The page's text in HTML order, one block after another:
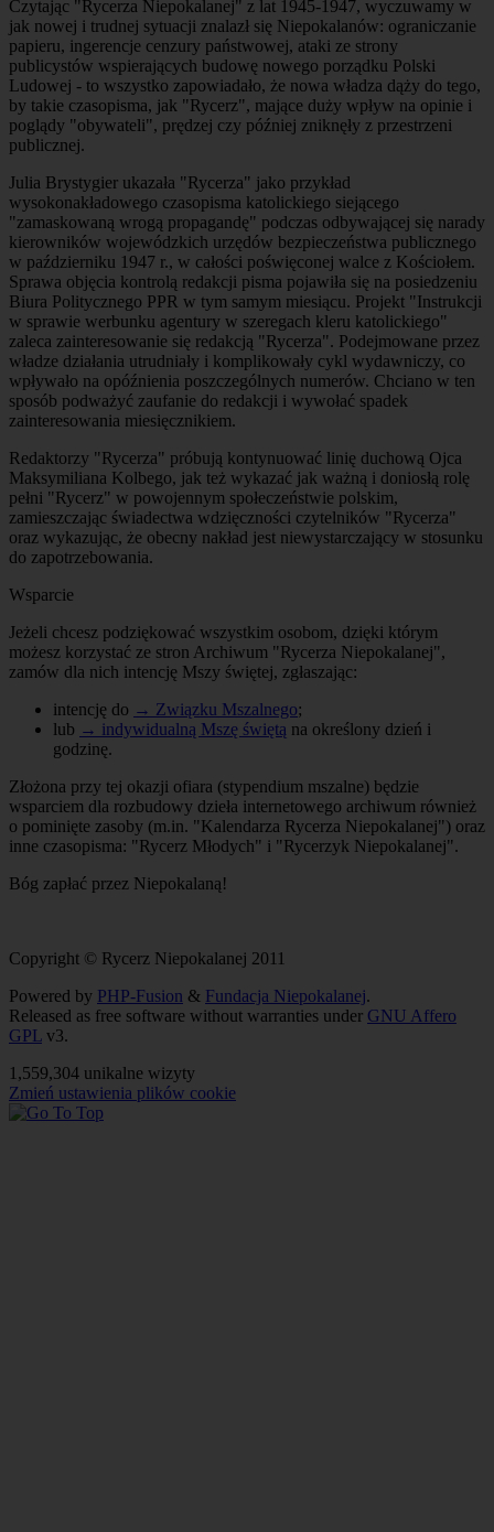
Czytając "Rycerza Niepokalanej" z lat 1945-1947, wyczuwamy w
jak nowej i trudnej sytuacji znalazł się Niepokalanów: ograniczanie
papieru, ingerencje cenzury państwowej, ataki ze strony
publicystów wspierających budowę nowego porządku Polski
Ludowej - to wszystko zapowiadało, że nowa władza dąży do tego,
by takie czasopisma, jak "Rycerz", mające duży wpływ na opinie i
poglądy "obywateli", prędzej czy później zniknęły z przestrzeni
publicznej.
Julia Brystygier ukazała "Rycerza" jako przykład
wysokonakładowego czasopisma katolickiego siejącego
"zamaskowaną wrogą propagandę" podczas odbywającej się narady
kierowników wojewódzkich urzędów bezpieczeństwa publicznego
w październiku 1947 r., w całości poświęconej walce z Kościołem.
Sprawa objęcia kontrolą redakcji pisma pojawiła się na posiedzeniu
Biura Politycznego PPR w tym samym miesiącu. Projekt "Instrukcji
w sprawie werbunku agentury w szeregach kleru katolickiego"
zaleca zainteresowanie się redakcją "Rycerza". Podejmowane przez
władze działania utrudniały i komplikowały cykl wydawniczy, co
wpływało na opóźnienia poszczególnych numerów. Chciano w ten
sposób podważyć zaufanie do redakcji i wywołać spadek
zainteresowania miesięcznikiem.
Redaktorzy "Rycerza" próbują kontynuować linię duchową Ojca
Maksymiliana Kolbego, jak też wykazać jak ważną i doniosłą rolę
pełni "Rycerz" w powojennym społeczeństwie polskim,
zamieszczając świadectwa wdzięczności czytelników "Rycerza"
oraz wykazując, że obecny nakład jest niewystarczający w stosunku
do zapotrzebowania.
Wsparcie
Jeżeli chcesz podziękować wszystkim osobom, dzięki którym
możesz korzystać ze stron Archiwum "Rycerza Niepokalanej",
zamów dla nich intencję Mszy świętej, zgłaszając:
intencję do → Związku Mszalnego;
lub → indywidualną Mszę świętą na określony dzień i
godzinę.
Złożona przy tej okazji ofiara (stypendium mszalne) będzie
wsparciem dla rozbudowy dzieła internetowego archiwum również
o pominięte zasoby (m.in. "Kalendarza Rycerza Niepokalanej") oraz
inne czasopisma: "Rycerz Młodych" i "Rycerzyk Niepokalanej".
Bóg zapłać przez Niepokalaną!
Copyright © Rycerz Niepokalanej 2011
Powered by PHP-Fusion & Fundacja Niepokalanej.
Released as free software without warranties under GNU Affero
GPL v3.
1,559,304 unikalne wizyty
Zmień ustawienia plików cookie